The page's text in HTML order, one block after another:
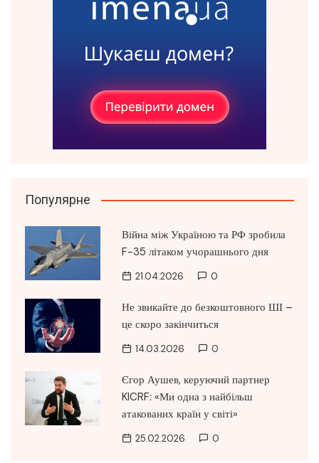
Популярне
Війна між Україною та РФ зробила
F-35 літаком учорашнього дня
21.04.2026 0
Не звикайте до безкоштовного ШІ –
це скоро закінчиться
14.03.2026 0
Єгор Аушев, керуючий партнер
KICRF: «Ми одна з найбільш
атакованих країн у світі»
25.02.2026 0